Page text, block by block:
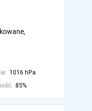
1016 hPa
85%